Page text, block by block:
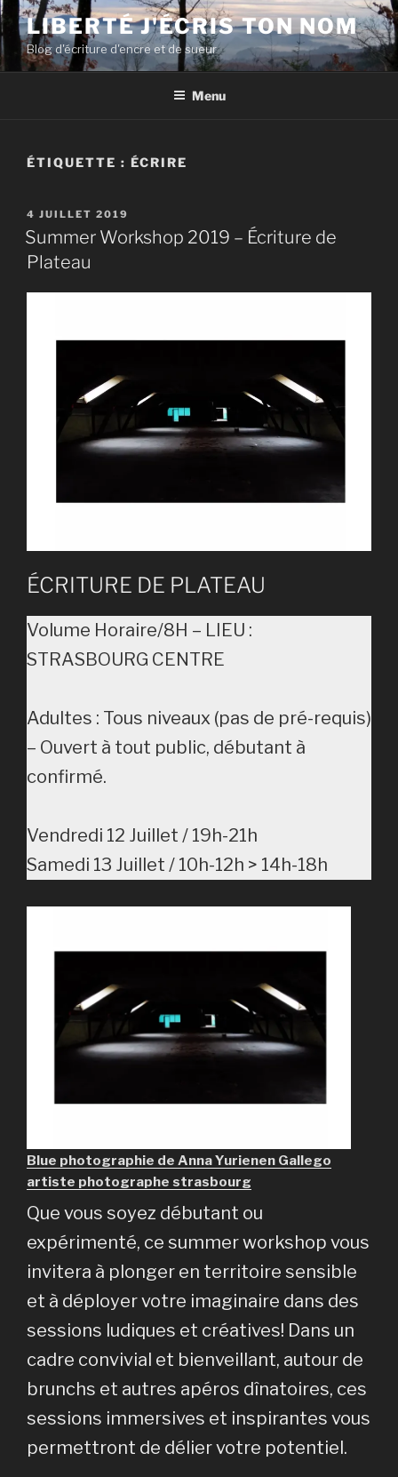
Aller
au
contenu
principal
LIBERTÉ J'ÉCRIS TON NOM
Blog d'écriture d'encre et de sueur
Menu
ÉTIQUETTE : ÉCRIRE
PUBLIÉ
LE
4 JUILLET 2019
Summer Workshop 2019 – Écriture de
Plateau
ÉCRITURE DE PLATEAU
Volume Horaire/8H – LIEU :
STRASBOURG CENTRE
Adultes : Tous niveaux (pas de pré-requis)
– Ouvert à tout public, débutant à
confirmé.
Vendredi 12 Juillet / 19h-21h
Samedi 13 Juillet / 10h-12h > 14h-18h
Blue photographie de Anna Yurienen Gallego
artiste photographe strasbourg
Que vous soyez débutant ou
expérimenté, ce summer workshop vous
invitera à plonger en territoire sensible
et à déployer votre imaginaire dans des
sessions ludiques et créatives! Dans un
cadre convivial et bienveillant, autour de
brunchs et autres apéros dînatoires, ces
sessions immersives et inspirantes vous
permettront de délier votre potentiel.